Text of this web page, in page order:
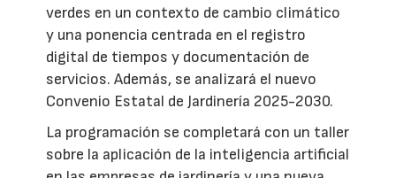
verdes en un contexto de cambio climático
y una ponencia centrada en el registro
digital de tiempos y documentación de
servicios. Además, se analizará el nuevo
Convenio Estatal de Jardinería 2025-2030.
La programación se completará con un taller
sobre la aplicación de la inteligencia artificial